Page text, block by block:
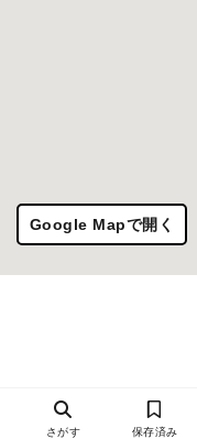
Google Mapで開く
さがす 保存済み